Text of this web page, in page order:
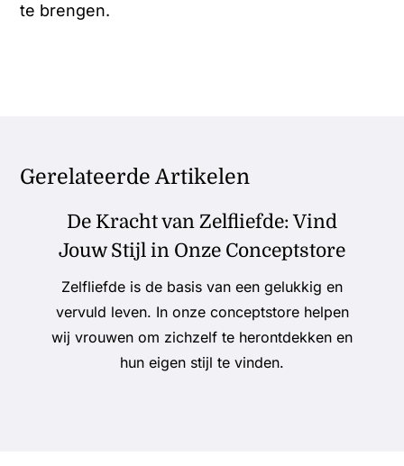
te brengen.
Gerelateerde Artikelen
De Kracht van Zelfliefde: Vind
Jouw Stijl in Onze Conceptstore
Zelfliefde is de basis van een gelukkig en
vervuld leven. In onze conceptstore helpen
wij vrouwen om zichzelf te herontdekken en
hun eigen stijl te vinden.